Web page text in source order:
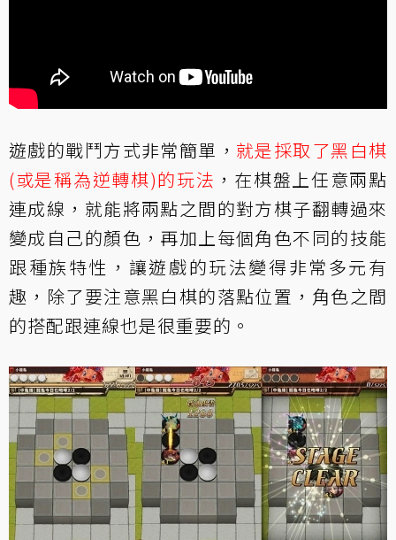
遊戲的戰鬥方式非常簡單， 就是採取了黑白棋
(或是稱為逆轉棋)的玩法 ，在棋盤上任意兩點
連成線，就能將兩點之間的對方棋子翻轉過來
變成自己的顏色，再加上每個角色不同的技能
跟種族特性，讓遊戲的玩法變得非常多元有
趣，除了要注意黑白棋的落點位置，角色之間
的搭配跟連線也是很重要的。